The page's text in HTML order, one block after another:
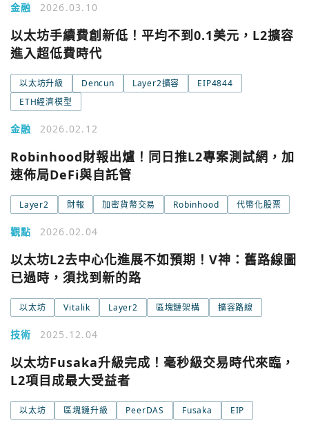
金融 2026.03.10
以太坊手續費創新低！平均不到0.1美元，L2擴容
進入超低費時代
以太坊升級 Dencun Layer2擴容
EIP4844
ETH經濟模型
金融 2026.02.12
Robinhood財報出爐！同日推L2專案測試網，加
速佈局DeFi與自託管
Layer2 財報 加密貨幣交易 Robinhood 代幣化股票
觀點 2026.02.04
以太坊L2去中心化進展不如預期！V神：舊路線圖
已過時，須找到新的路
以太坊 Vitalik Layer2 區塊鏈架構 擴容路線
技術 2025.12.04
以太坊Fusaka升級完成！毫秒級交易時代來臨，
L2項目成最大受益者
以太坊 區塊鏈升級 PeerDAS Fusaka EIP
使用以下帳號繼續
Google
您已閒置5分鐘，請點擊關閉按鈕或空白處，即可回到加密
城市